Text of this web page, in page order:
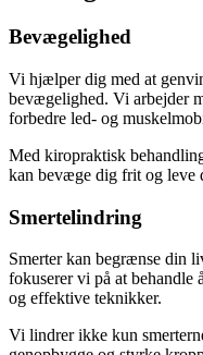
Bevægelighed
Vi hjælper dig med at
bevægelighed. Vi arbejder
forbedre led- og
Med kiropraktisk
kan bevæge dig frit og leve
Smertelindring
Smerter kan begrænse din
fokuserer vi på at behandle
og effektive teknikker.
Vi lindrer ikke kun